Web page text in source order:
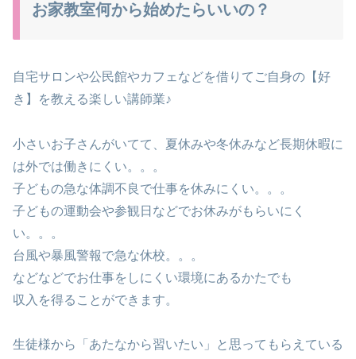
お家教室何から始めたらいいの？
自宅サロンや公民館やカフェなどを借りてご自身の【好
き】を教える楽しい講師業♪
小さいお子さんがいてて、夏休みや冬休みなど長期休暇に
は外では働きにくい。。。
子どもの急な体調不良で仕事を休みにくい。。。
子どもの運動会や参観日などでお休みがもらいにく
い。。。
台風や暴風警報で急な休校。。。
などなどでお仕事をしにくい環境にあるかたでも
収入を得ることができます。
生徒様から「あたなから習いたい」と思ってもらえている